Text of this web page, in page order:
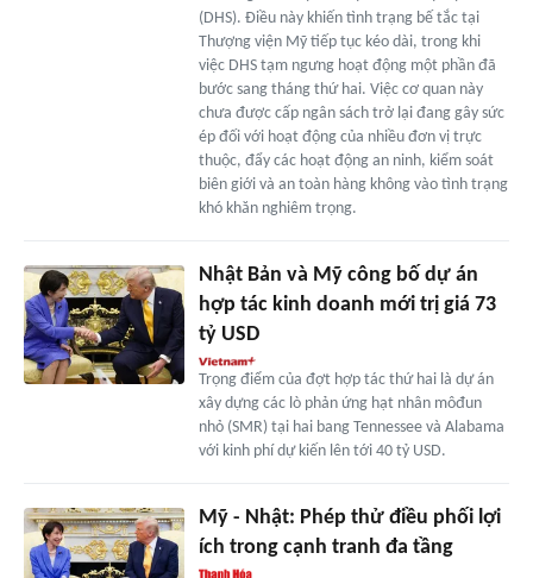
(DHS). Điều này khiến tình trạng bế tắc tại
Thượng viện Mỹ tiếp tục kéo dài, trong khi
việc DHS tạm ngưng hoạt động một phần đã
bước sang tháng thứ hai. Việc cơ quan này
chưa được cấp ngân sách trở lại đang gây sức
ép đối với hoạt động của nhiều đơn vị trực
thuộc, đẩy các hoạt động an ninh, kiểm soát
biên giới và an toàn hàng không vào tình trạng
khó khăn nghiêm trọng.
Nhật Bản và Mỹ công bố dự án
hợp tác kinh doanh mới trị giá 73
tỷ USD
Trọng điểm của đợt hợp tác thứ hai là dự án
xây dựng các lò phản ứng hạt nhân môđun
nhỏ (SMR) tại hai bang Tennessee và Alabama
với kinh phí dự kiến lên tới 40 tỷ USD.
Mỹ - Nhật: Phép thử điều phối lợi
ích trong cạnh tranh đa tầng